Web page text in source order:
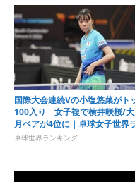
国際大会連続Vの小塩悠菜がト
100入り 女子複で横井咲桜/
月ペアが4位に｜卓球女子世界
キング（2026年第32週）
卓球世界ランキング